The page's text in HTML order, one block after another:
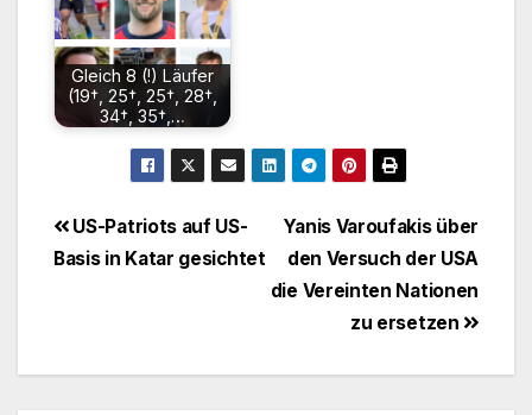
Gleich 8 (!) Läufer
(19†, 25†, 25†, 28†,
34†, 35†,…
Beitragsnavigation
Yanis Varoufakis über
den Versuch der USA
die Vereinten Nationen
zu ersetzen
US-Patriots auf US-
Basis in Katar gesichtet